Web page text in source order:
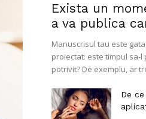
Exista un
a va publica
Manuscrisul tau este
proiectat: este timpul sa-l
potrivit? De exemplu, ar
De